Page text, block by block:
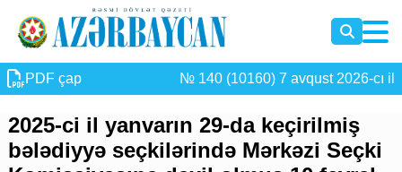
PDF çap № 140 (10160) 7 avqust 2026-cı il
2025-ci il yanvarın 29-da keçirilmiş
bələdiyyə seçkilərində Mərkəzi Seçki